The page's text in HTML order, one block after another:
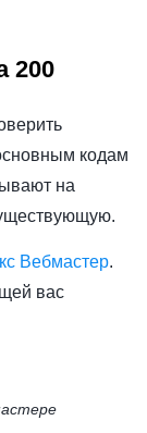
200
кодам
на
Вебмастер.
вас